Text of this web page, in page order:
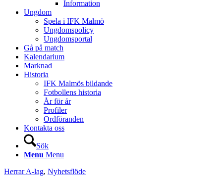
Information
Ungdom
Spela i IFK Malmö
Ungdomspolicy
Ungdomsportal
Gå på match
Kalendarium
Marknad
Historia
IFK Malmös bildande
Fotbollens historia
År för år
Profiler
Ordföranden
Kontakta oss
Sök
Menu Menu
Herrar A-lag, Nyhetsflöde